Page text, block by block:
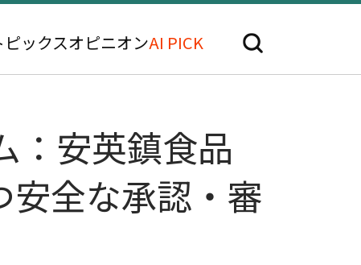
ピックスオピニオンAI PICK
：安英鎮食品
全な承認・審